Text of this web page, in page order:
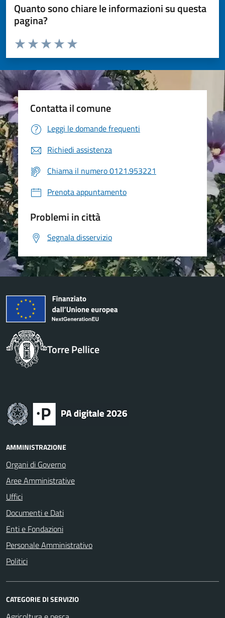
Quanto sono chiare le informazioni su questa
pagina?
Valuta da 1 a 5 stelle la pagina
Valuta 5 stelle su 5
Valuta 4 stelle su 5
Valuta 3 stelle su 5
Valuta 2 stelle su 5
Valuta 1 stelle su 5
Contatta il comune
Leggi le domande frequenti
Richiedi assistenza
Chiama il numero 0121.953221
Prenota appuntamento
Problemi in città
Segnala disservizio
Torre Pellice
AMMINISTRAZIONE
Organi di Governo
Aree Amministrative
Uffici
Documenti e Dati
Enti e Fondazioni
Personale Amministrativo
Politici
CATEGORIE DI SERVIZIO